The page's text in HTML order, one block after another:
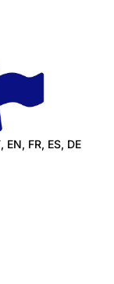
EN, FR, ES, DE